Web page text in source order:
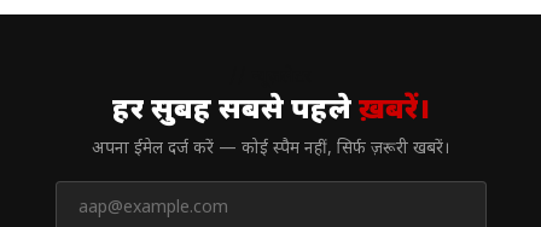
हर सुबह सबसे पहलेख़बरें।
अपना ईमेल दर्ज करें — कोई स्पैम नहीं, सिर्फ ज़रूरी खबरें।